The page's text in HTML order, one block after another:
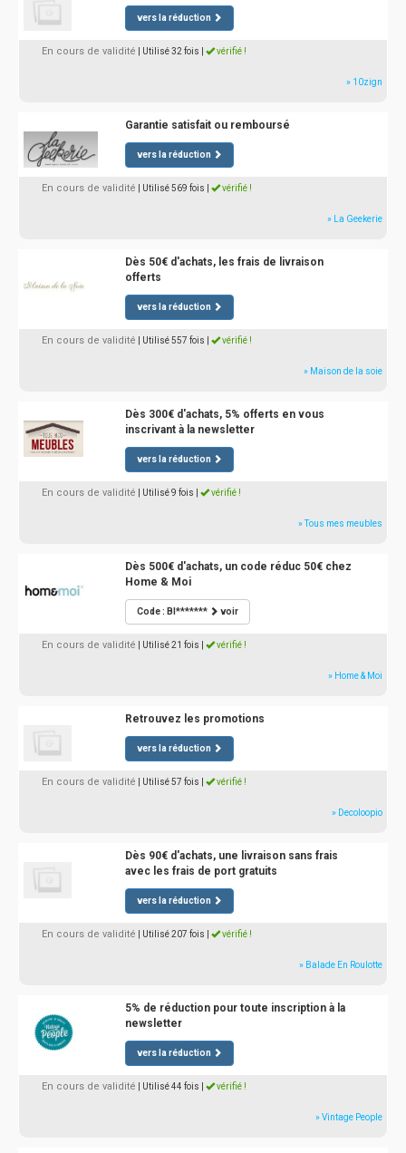
vers la réduction
En cours de validité | Utilisé 32 fois vérifié !
» 10zign
Garantie satisfait ou remboursé
vers la réduction
En cours de validité | Utilisé 569 fois vérifié !
» La Geekerie
Dès 50€ d'achats, les frais de livraison
offerts
vers la réduction
En cours de validité | Utilisé 557 fois vérifié !
» Maison de la soie
Dès 300€ d'achats, 5% offerts en vous
inscrivant à la newsletter
vers la réduction
En cours de validité | Utilisé 9 fois vérifié !
» Tous mes meubles
Dès 500€ d'achats, un code réduc 50€ chez
Home & Moi
Code : BI******* voir
En cours de validité | Utilisé 21 fois vérifié !
» Home & Moi
Retrouvez les promotions
vers la réduction
En cours de validité | Utilisé 57 fois vérifié !
» Decoloopio
Dès 90€ d'achats, une livraison sans frais
avec les frais de port gratuits
vers la réduction
En cours de validité | Utilisé 207 fois vérifié !
» Balade En Roulotte
5% de réduction pour toute inscription à la
newsletter
vers la réduction
En cours de validité | Utilisé 44 fois vérifié !
» Vintage People